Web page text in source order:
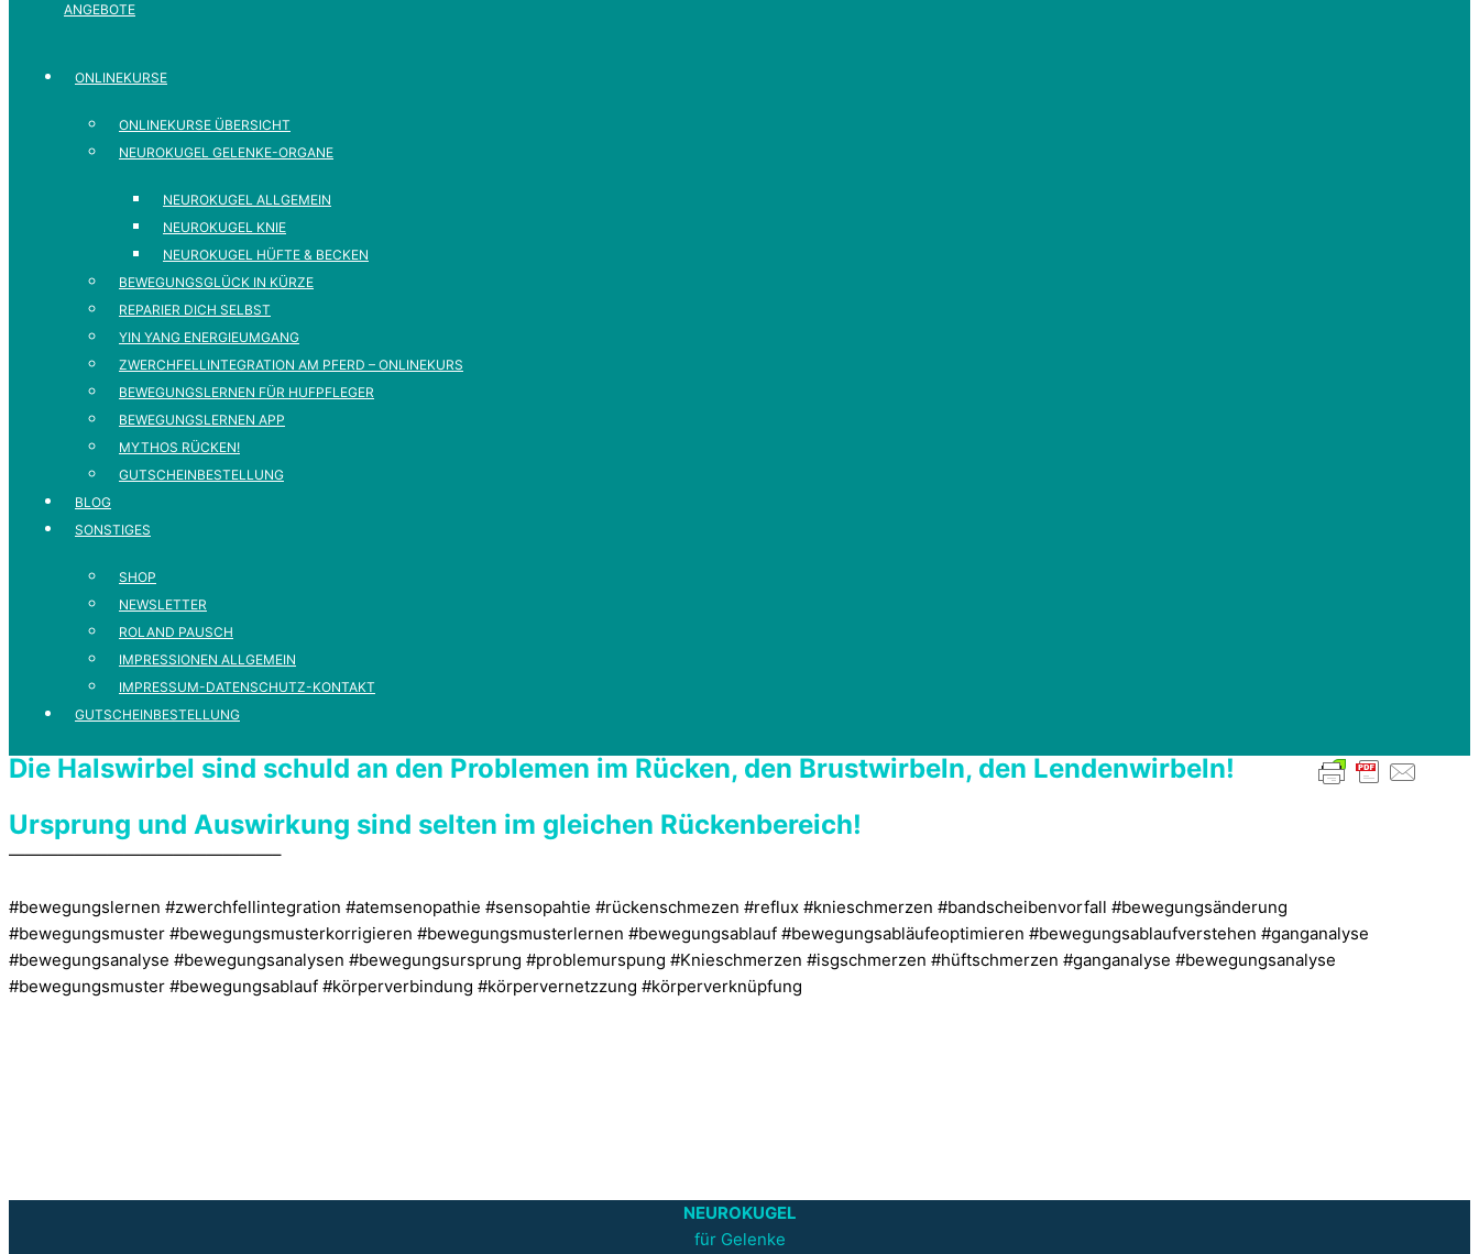
ANGEBOTE
ONLINEKURSE
ONLINEKURSE ÜBERSICHT
NEUROKUGEL GELENKE-ORGANE
NEUROKUGEL ALLGEMEIN
NEUROKUGEL KNIE
NEUROKUGEL HÜFTE & BECKEN
BEWEGUNGSGLÜCK IN KÜRZE
REPARIER DICH SELBST
YIN YANG ENERGIEUMGANG
ZWERCHFELLINTEGRATION AM PFERD – ONLINEKURS
BEWEGUNGSLERNEN FÜR HUFPFLEGER
BEWEGUNGSLERNEN APP
MYTHOS RÜCKEN!
GUTSCHEINBESTELLUNG
BLOG
SONSTIGES
SHOP
NEWSLETTER
ROLAND PAUSCH
IMPRESSIONEN ALLGEMEIN
IMPRESSUM-DATENSCHUTZ-KONTAKT
GUTSCHEINBESTELLUNG
Die Halswirbel sind schuld an den Problemen im Rücken, den Brustwirbeln, den Lendenwirbeln!
Ursprung und Auswirkung sind selten im gleichen Rückenbereich!
————————————————–
#bewegungslernen #zwerchfellintegration #atemsenopathie #sensopahtie #rückenschmezen #reflux #knieschmerzen #bandscheibenvorfall #bewegungsänderung
#bewegungsmuster #bewegungsmusterkorrigieren #bewegungsmusterlernen #bewegungsablauf #bewegungsabläufeoptimieren #bewegungsablaufverstehen #ganganalyse
#bewegungsanalyse #bewegungsanalysen #bewegungsursprung #problemurspung #Knieschmerzen #isgschmerzen #hüftschmerzen #ganganalyse #bewegungsanalyse
#bewegungsmuster #bewegungsablauf #körperverbindung #körpervernetzzung #körperverknüpfung
NEUROKUGEL
für Gelenke